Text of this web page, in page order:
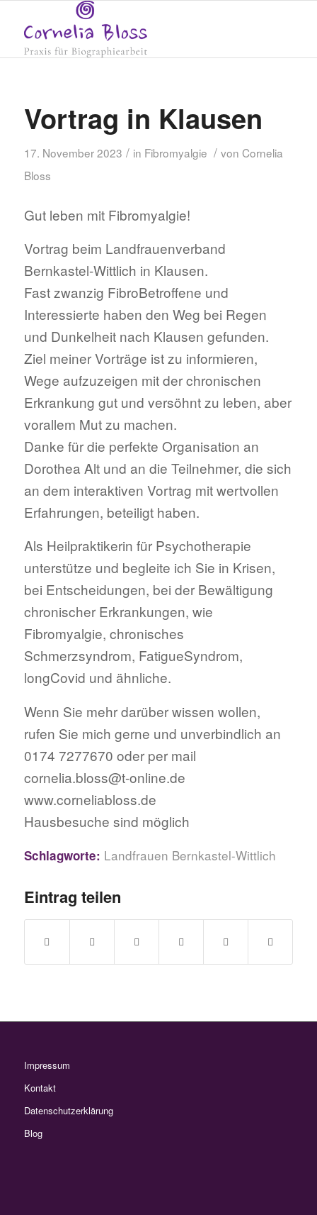
Vortrag in Klausen
17. November 2023 / in Fibromyalgie / von Cornelia
Bloss
Gut leben mit Fibromyalgie!
Vortrag beim Landfrauenverband
Bernkastel-Wittlich in Klausen.
Fast zwanzig FibroBetroffene und
Interessierte haben den Weg bei Regen
und Dunkelheit nach Klausen gefunden.
Ziel meiner Vorträge ist zu informieren,
Wege aufzuzeigen mit der chronischen
Erkrankung gut und versöhnt zu leben, aber
vorallem Mut zu machen.
Danke für die perfekte Organisation an
Dorothea Alt und an die Teilnehmer, die sich
an dem interaktiven Vortrag mit wertvollen
Erfahrungen, beteiligt haben.
Als Heilpraktikerin für Psychotherapie
unterstütze und begleite ich Sie in Krisen,
bei Entscheidungen, bei der Bewältigung
chronischer Erkrankungen, wie
Fibromyalgie, chronisches
Schmerzsyndrom, FatigueSyndrom,
longCovid und ähnliche.
Wenn Sie mehr darüber wissen wollen,
rufen Sie mich gerne und unverbindlich an
0174 7277670 oder per mail
cornelia.bloss@t-online.de
www.corneliabloss.de
Hausbesuche sind möglich
Schlagworte: Landfrauen Bernkastel-Wittlich
Eintrag teilen
Impressum
Kontakt
Datenschutzerklärung
Blog